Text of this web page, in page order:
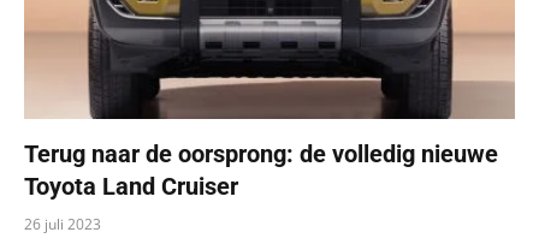
Terug naar de oorsprong: de volledig nieuwe
Toyota Land Cruiser
26 juli 2023